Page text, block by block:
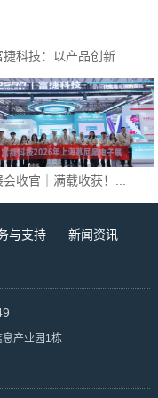
捷科技：以产品创新...
会收官｜满载收获！...
与支持
新闻资讯
产业园1栋